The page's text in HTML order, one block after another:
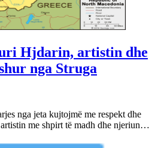
Hjdarin, artistin dhe
nga Struga
nga jeta kujtojmë me respekt dhe
me shpirt të madh dhe njeriun…